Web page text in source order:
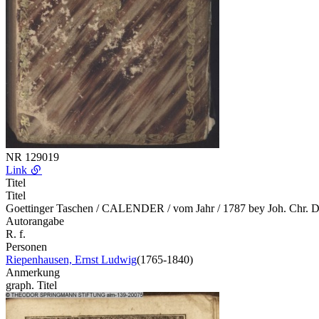
NR 129019
Link
Titel
Titel
Goettinger Taschen / CALENDER / vom Jahr / 1787 bey Joh. Chr.
Autorangabe
R. f.
Personen
Riepenhausen, Ernst Ludwig(1765-1840)
Anmerkung
graph. Titel